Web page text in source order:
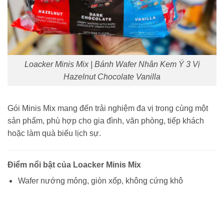
Loacker Minis Mix | Bánh Wafer Nhân Kem Ý 3 Vị
Hazelnut Chocolate Vanilla
Gói Minis Mix mang đến trải nghiệm đa vị trong cùng một
sản phẩm, phù hợp cho gia đình, văn phòng, tiếp khách
hoặc làm quà biếu lịch sự.
Điểm nổi bật của Loacker Minis Mix
Wafer nướng mỏng, giòn xốp, không cứng khô